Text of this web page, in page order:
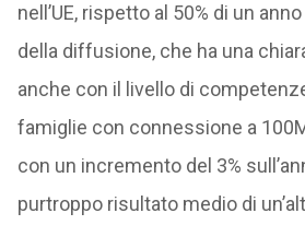
nell’UE, rispetto al 50% di un
della diffusione, che ha una
anche con il livello di
famiglie con connessione a
con un incremento del 3%
purtroppo risultato medio di